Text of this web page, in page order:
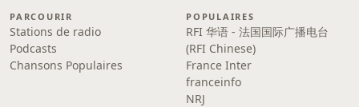
PARCOURIR
Stations de radio
Podcasts
Chansons Populaires
POPULAIRES
RFI 华语 - 法国国际广播电台
(RFI Chinese)
France Inter
franceinfo
NRJ